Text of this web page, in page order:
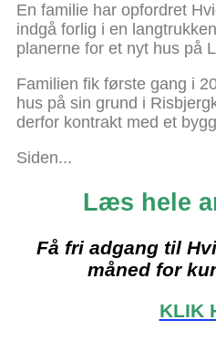
En familie har opfordret
indgå forlig i en
planerne for et nyt hus på
Familien fik første gang i
hus på sin grund i
derfor kontrakt med et
Siden...
Læs hele
Få fri adgang til
måned for
KLIK